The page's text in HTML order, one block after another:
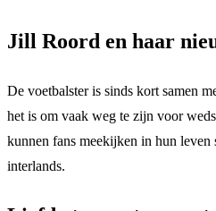
Jill Roord en haar
De voetbalster is sinds kort samen
het is om vaak weg te zijn voor
kunnen fans meekijken in hun
interlands.